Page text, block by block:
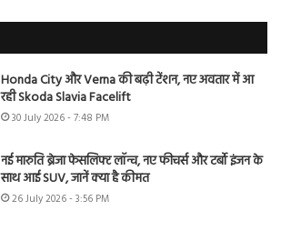
Honda City और Verna की बढ़ी टेंशन, नए अवतार में आ
रही Skoda Slavia Facelift
30 July 2026 - 7:48 PM
नई मारुति ब्रेजा फेसलिफ्ट लॉन्च, नए फीचर्स और टर्बो इंजन के
साथ आई SUV, जानें क्या है कीमत
26 July 2026 - 3:56 PM